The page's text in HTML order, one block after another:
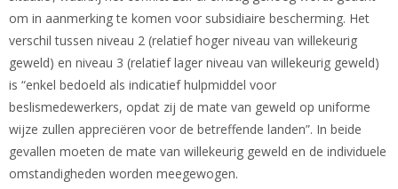
om in aanmerking te komen voor subsidiaire bescherming. Het
verschil tussen niveau 2 (relatief hoger niveau van willekeurig
geweld) en niveau 3 (relatief lager niveau van willekeurig geweld)
is “enkel bedoeld als indicatief hulpmiddel voor
beslismedewerkers, opdat zij de mate van geweld op uniforme
wijze zullen appreciëren voor de betreffende landen”. In beide
gevallen moeten de mate van willekeurig geweld en de individuele
omstandigheden worden meegewogen.